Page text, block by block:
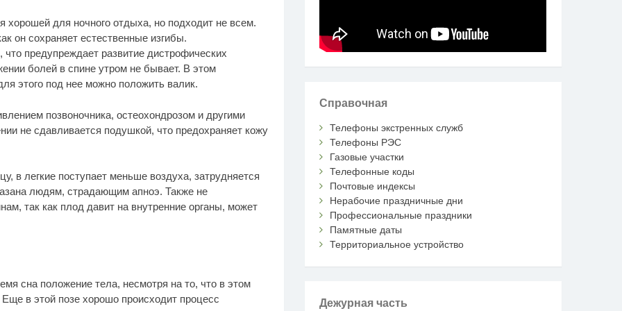
хорошей для ночного отдыха, но подходит не всем.
он сохраняет естественные изгибы.
предупреждает развитие дистрофических
болей в спине утром не бывает. В этом
этого под нее можно положить валик.
позвоночника, остеохондрозом и другими
не сдавливается подушкой, что предохраняет кожу
в легкие поступает меньше воздуха, затрудняется
людям, страдающим апноэ. Также не
так как плод давит на внутренние органы, может
сна положение тела, несмотря на то, что в этом
в этой позе хорошо происходит процесс
Справочная
Телефоны экстренных служб
Телефоны РЭС
Газовые участки
Телефонные коды
Почтовые индексы
Нерабочие праздничные дни
Профессиональные праздники
Памятные даты
Территориальное устройство
Дежурная часть